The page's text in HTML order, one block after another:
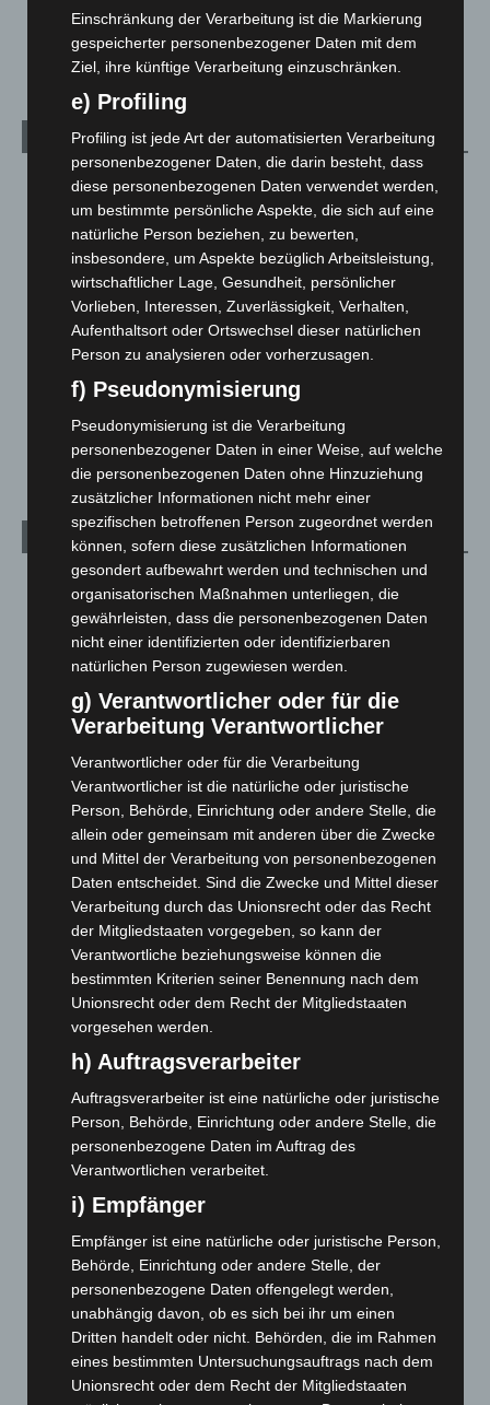
Maschpark
2. August 2026
Kategorien
Blaulicht
2.798
Corona-News
712
Hannover und Region
Langenhagen und Ortsteile
Leserbriefe
Menschen
Über uns
1.269
Archiv
August 2026
(10)
Juli 2026(73)
Juni 2026(139)
April 2026 (99)
Februar 2026(109)
Januar 2026(122)
Dezember 2025(103)
November 2025(114)
Oktober 2025(112)
September 2025 (93)
August 2025(90)
Juli 2025(90)
Mai 2025 (112)
April 2025(88)
März 2025(111)
Februar 2025(96)
Januar 2025(88)
Dezember 2024 (89)
November 2024(94)
Oktober 2024(93)
September 2024(112)
August 2024(107)
Einschränkung der Verarbeitung ist die Markierung
gespeicherter personenbezogener Daten mit dem
Ziel, ihre künftige Verarbeitung einzuschränken.
e) Profiling
Profiling ist jede Art der automatisierten Verarbeitung
personenbezogener Daten, die darin besteht, dass
diese personenbezogenen Daten verwendet werden,
um bestimmte persönliche Aspekte, die sich auf eine
natürliche Person beziehen, zu bewerten,
insbesondere, um Aspekte bezüglich Arbeitsleistung,
wirtschaftlicher Lage, Gesundheit, persönlicher
Vorlieben, Interessen, Zuverlässigkeit, Verhalten,
Aufenthaltsort oder Ortswechsel dieser natürlichen
Person zu analysieren oder vorherzusagen.
f) Pseudonymisierung
Pseudonymisierung ist die Verarbeitung
personenbezogener Daten in einer Weise, auf welche
die personenbezogenen Daten ohne Hinzuziehung
zusätzlicher Informationen nicht mehr einer
spezifischen betroffenen Person zugeordnet werden
können, sofern diese zusätzlichen Informationen
gesondert aufbewahrt werden und technischen und
organisatorischen Maßnahmen unterliegen, die
gewährleisten, dass die personenbezogenen Daten
nicht einer identifizierten oder identifizierbaren
natürlichen Person zugewiesen werden.
g) Verantwortlicher oder für die
Verarbeitung Verantwortlicher
Verantwortlicher oder für die Verarbeitung
Verantwortlicher ist die natürliche oder juristische
Person, Behörde, Einrichtung oder andere Stelle, die
allein oder gemeinsam mit anderen über die Zwecke
und Mittel der Verarbeitung von personenbezogenen
Daten entscheidet. Sind die Zwecke und Mittel dieser
Verarbeitung durch das Unionsrecht oder das Recht
der Mitgliedstaaten vorgegeben, so kann der
Verantwortliche beziehungsweise können die
bestimmten Kriterien seiner Benennung nach dem
Unionsrecht oder dem Recht der Mitgliedstaaten
vorgesehen werden.
h) Auftragsverarbeiter
Auftragsverarbeiter ist eine natürliche oder juristische
Person, Behörde, Einrichtung oder andere Stelle, die
personenbezogene Daten im Auftrag des
Verantwortlichen verarbeitet.
i) Empfänger
Empfänger ist eine natürliche oder juristische Person,
Behörde, Einrichtung oder andere Stelle, der
personenbezogene Daten offengelegt werden,
unabhängig davon, ob es sich bei ihr um einen
Dritten handelt oder nicht. Behörden, die im Rahmen
eines bestimmten Untersuchungsauftrags nach dem
Unionsrecht oder dem Recht der Mitgliedstaaten